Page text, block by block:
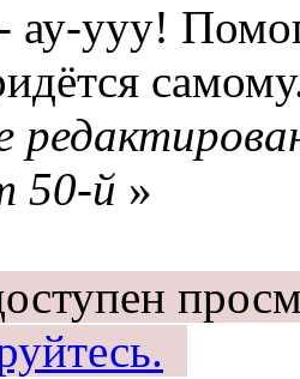
ау-ууу!
50-й »